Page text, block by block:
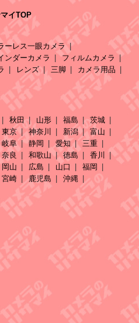
イTOP
ーレス一眼カメラ
ンダーカメラ
フィルムカメラ
レンズ 三脚 カメラ用品
秋田 山形 福島
茨城
東京 神奈川 新潟
富山
岐阜 静岡 愛知
三重
奈良 和歌山 徳島
香川
岡山 広島 山口
福岡
宮崎 鹿児島 沖縄